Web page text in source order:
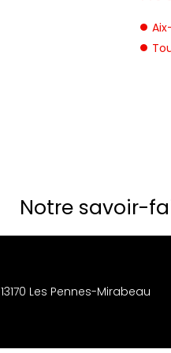
Notre savoir-
13170 Les Pennes-Mirabeau